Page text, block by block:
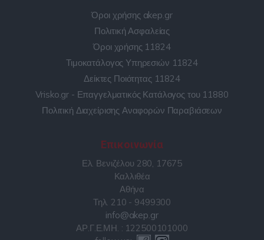
Όροι χρήσης akep.gr
Πολιτική Ασφαλείας
Όροι χρήσης 11824
Τιμοκατάλογος Υπηρεσιών 11824
Δείκτες Ποιότητας 11824
Vrisko.gr - Επαγγελματικός Κατάλογος του 11880
Πολιτική Διαχείρισης Αναφορών Παραβιάσεων
Επικοινωνία
Ελ. Βενιζέλου 280, 17675
Καλλιθέα
Αθήνα
Τηλ. 210 - 9499300
info@akep.gr
ΑΡ.Γ.Ε.ΜΗ. : 122500101000